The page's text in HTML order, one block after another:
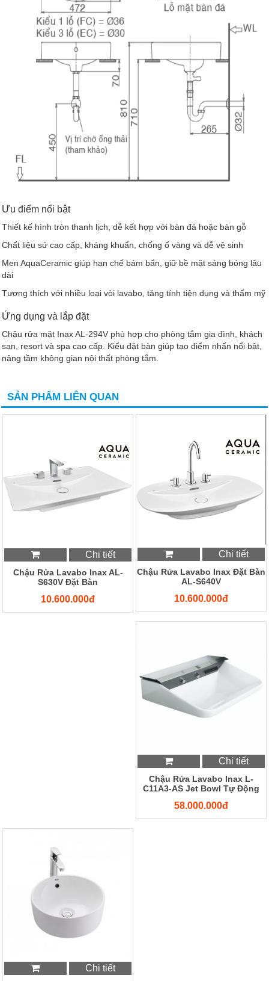
Ưu điểm nổi bật
Thiết kế hình tròn thanh lịch, dễ kết hợp với bàn đá hoặc bàn gỗ
Chất liệu sứ cao cấp, kháng khuẩn, chống ố vàng và dễ vệ sinh
Men AquaCeramic giúp hạn chế bám bẩn, giữ bề mặt sáng bóng lâu
dài
Tương thích với nhiều loại vòi lavabo, tăng tính tiện dụng và thẩm mỹ
Ứng dụng và lắp đặt
Chậu rửa mặt Inax AL-294V phù hợp cho phòng tắm gia đình, khách
sạn, resort và spa cao cấp. Kiểu đặt bàn giúp tạo điểm nhấn nổi bật,
nâng tầm không gian nội thất phòng tắm.
SẢN PHẨM LIÊN QUAN
Chi tiết
Chậu Rửa Lavabo Inax AL-
S630V Đặt Bàn
10.600.000đ
Chi tiết
Chậu Rửa Lavabo Inax Đặt Bàn
AL-S640V
10.600.000đ
Chi tiết
Chậu Rửa Lavabo Inax L-
C11A3-AS Jet Bowl Tự Động
58.000.000đ
Chi tiết